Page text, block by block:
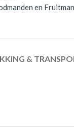
en
&